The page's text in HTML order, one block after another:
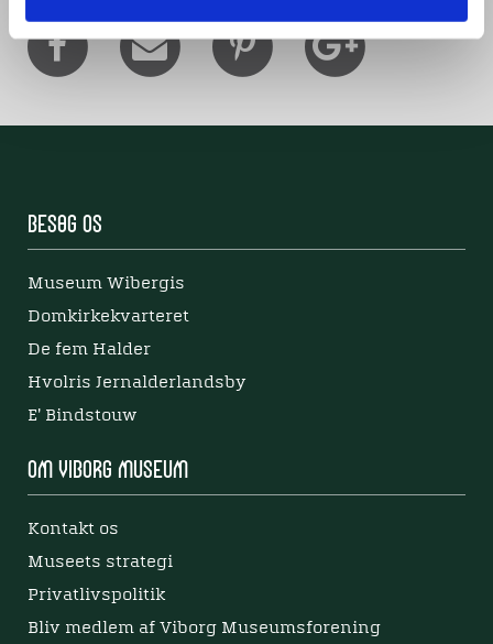
Besøg os
Museum Wibergis
Domkirkekvarteret
De fem Halder
Hvolris Jernalderlandsby
E' Bindstouw
Om Viborg Museum
Kontakt os
Museets strategi
Privatlivspolitik
Bliv medlem af Viborg Museumsforening